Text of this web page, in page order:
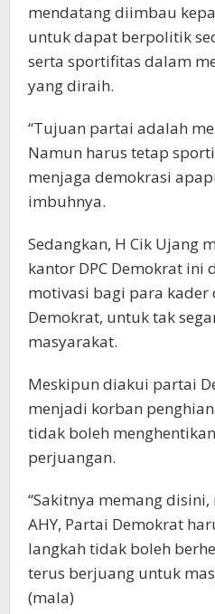
mendatang diimbau
untuk dapat berpolitik
serta sportifitas dalam
yang diraih.
“Tujuan partai adalah
Namun harus tetap
menjaga demokrasi
imbuhnya.
Sedangkan, H Cik Ujang
kantor DPC Demokrat ini
motivasi bagi para kader
Demokrat, untuk tak
masyarakat.
Meskipun diakui partai
menjadi korban
tidak boleh
perjuangan.
“Sakitnya memang
AHY, Partai Demokrat
langkah tidak boleh
terus berjuang untuk
(mala)